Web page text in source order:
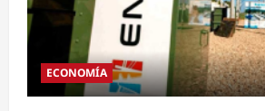
dólares
ENEE
busca
pagar
a
generadores
ECONOMÍA